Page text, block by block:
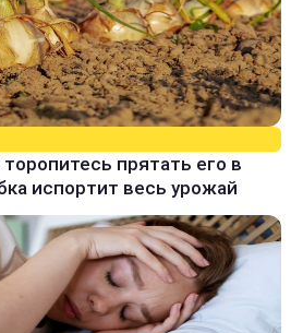
прятать его в
испортит весь урожай